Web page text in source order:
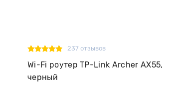
237 отзывов
Wi-Fi роутер TP-Link Archer AX55,
черный